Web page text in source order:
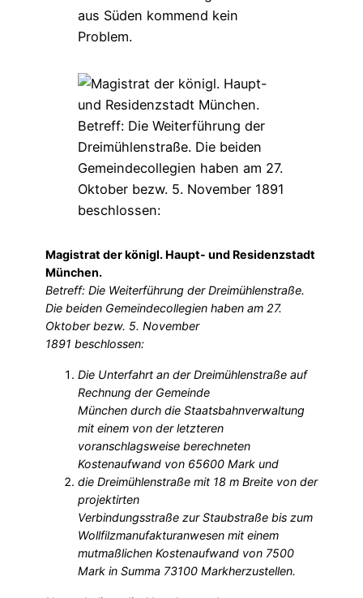
Magistrat der königl. Haupt- und Residenzstadt
München.
Betreff: Die Weiterführung der Dreimühlenstraße.
Die beiden Gemeindecollegien haben am 27.
Oktober bezw. 5. November
1891 beschlossen:
Die Unterfahrt an der Dreimühlenstraße auf
Rechnung der Gemeinde
München durch die Staatsbahnverwaltung
mit einem von der letzteren
voranschlagsweise berechneten
Kostenaufwand von 65600 Mark und
die Dreimühlenstraße mit 18 m Breite von der
projektirten
Verbindungsstraße zur Staubstraße bis zum
Wollfilzmanufakturanwesen mit einem
mutmaßlichen Kostenaufwand von 7500
Mark in Summa 73100 Markherzustellen.